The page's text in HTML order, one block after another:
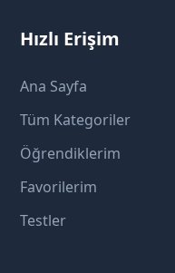
Hızlı Erişim
Ana Sayfa
Tüm Kategoriler
Öğrendiklerim
Favorilerim
Testler